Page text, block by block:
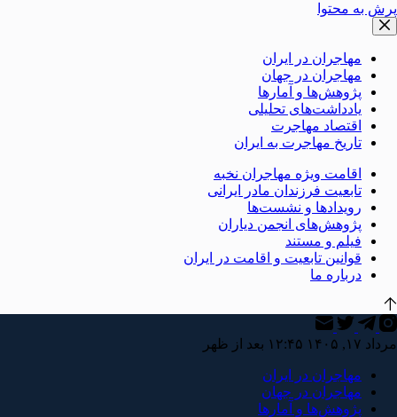
پرش به محتوا
مهاجران در ایران
مهاجران در جهان
پژوهش‌ها و آمارها
یادداشت‌های تحلیلی
اقتصاد مهاجرت
تاریخ مهاجرت به ایران
اقامت ویژه مهاجران نخبه
تابعیت فرزندان مادر ایرانی
رویدادها و نشست‌ها
پژوهش‌های انجمن دیاران
فیلم و مستند
قوانین تابعیت و اقامت در ایران
درباره ما
مرداد ۱۷, ۱۴۰۵ ۱۲:۴۵ بعد از ظهر
مهاجران در ایران
مهاجران در جهان
پژوهش‌ها و آمارها